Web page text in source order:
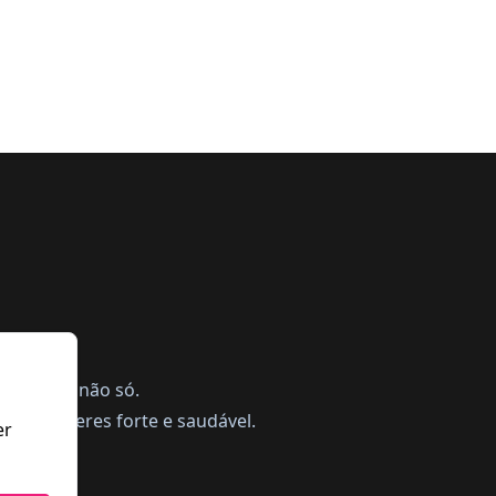
mas não só.
te manteres forte e saudável.